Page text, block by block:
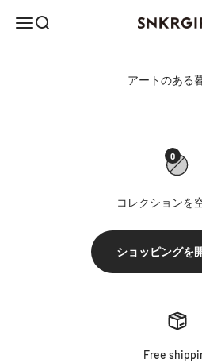
メニュー
検索 SNKRGIRL
0
コレクションを
ショッピングを
Free